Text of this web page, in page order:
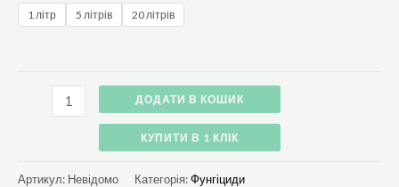
1 літр 5 літрів 20 літрів
ДОДАТИ В КОШИК
КУПИТИ В 1 КЛІК
Артикул: Невідомо Категорія:Фунгіциди